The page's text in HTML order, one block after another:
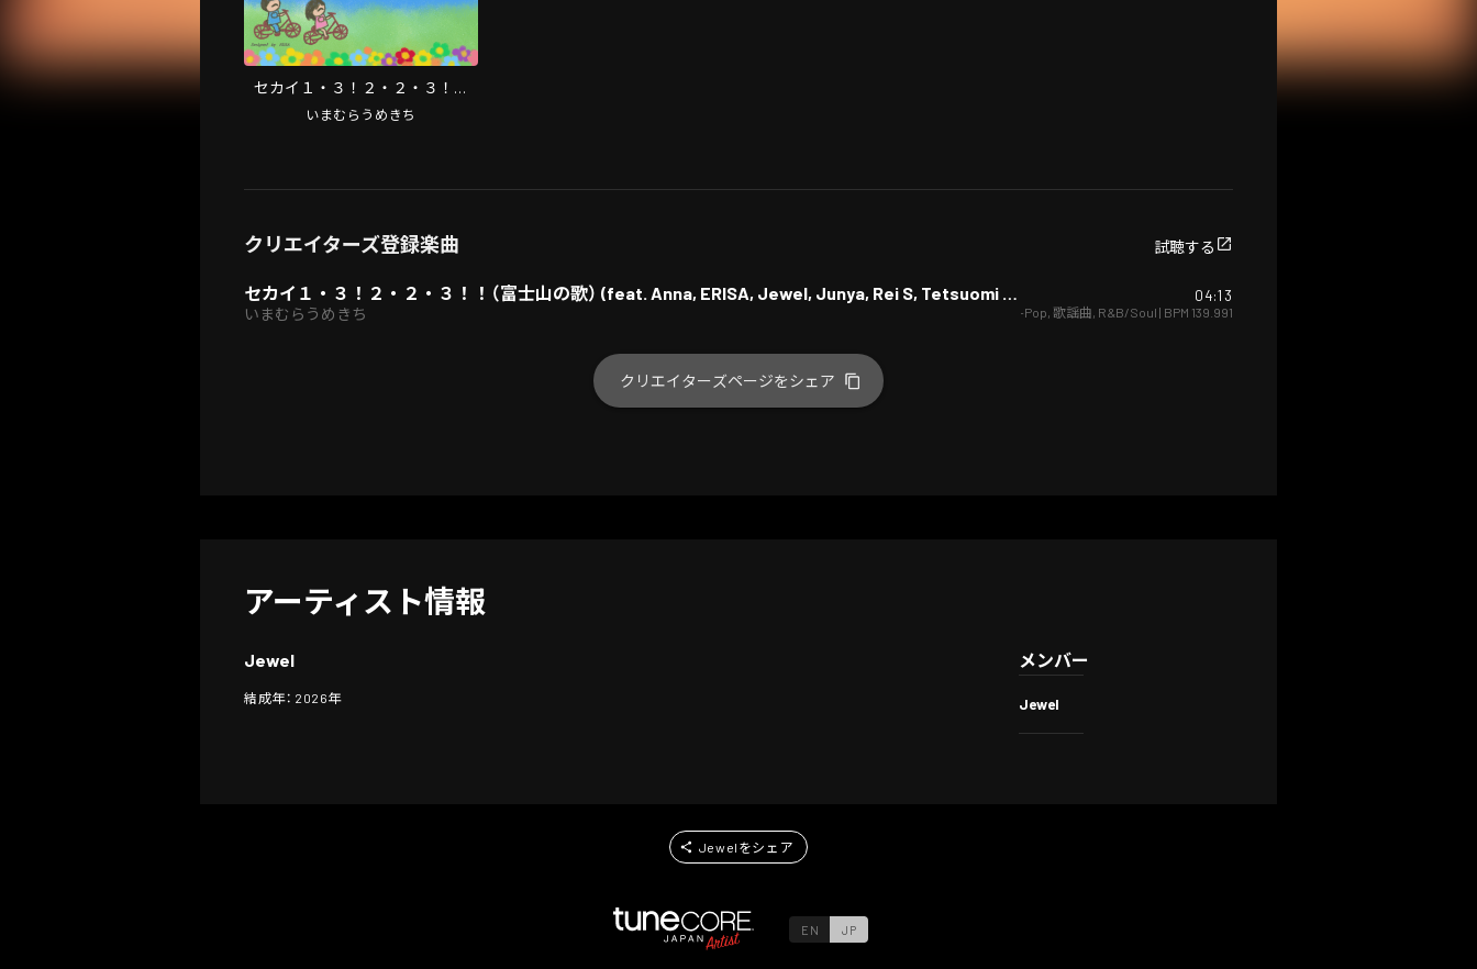
セカイ１・３！２・２・３！！
（富士山の歌） (feat. Anna, ERISA,
いまむらうめきち
クリエイターズ登録楽曲 試聴する
セカイ１・３！２・２・３！！（富士山の歌） (feat. Anna, ERISA, Jewel, Junya, Rei S, Tetsuomi & 悠甫)
いまむらうめきち
04:13
J-Pop 歌謡曲 R&B/Soul | BPM 139.991
クリエイターズページをシェア
アーティスト情報
Jewel
結成年： 2026年
メンバー
Jewel
Jewelをシェア
EN JP